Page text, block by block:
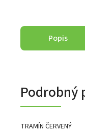
Popis
Podrobný
TRAMÍN ČERVENÝ